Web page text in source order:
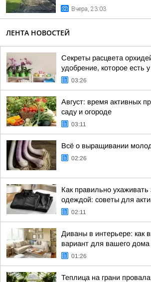
Вчера, 23:03
ЛЕНТА НОВОСТЕЙ
Секреты расцвета
удобрение, которое есть
03:26
Август: время активных
саду и огороде
03:11
Всё о выращивании
02:26
Как правильно ухаживать
одеждой: советы для
02:11
Диваны в интерьере: как
вариант для вашего дома
01:26
Теплица на грани